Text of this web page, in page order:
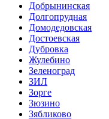
Добрынинская
Долгопрудная
Домодедовская
Достоевская
Дубровка
Жулебино
Зеленоград
ЗИЛ
Зорге
Зюзино
Зябликово